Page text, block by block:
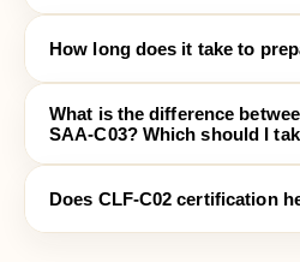
How long does it take to
What is the difference
SAA-C03? Which should I
Does CLF-C02 certification